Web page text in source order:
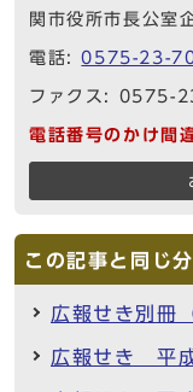
関市役所市長公室
電話:0575-23-
ファクス: 0575-
電話番号のかけ間
この記事と同じ
広報せき別冊
広報せき 平